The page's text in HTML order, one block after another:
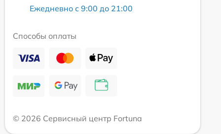
Ежедневно с 9:00 до 21:00
Способы оплаты
© 2026 Сервисный центр Fortuna